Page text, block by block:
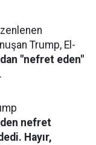
Trump, El-
"nefret eden"
nefret
Hayır,